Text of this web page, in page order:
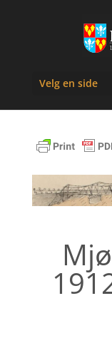
Velg en side